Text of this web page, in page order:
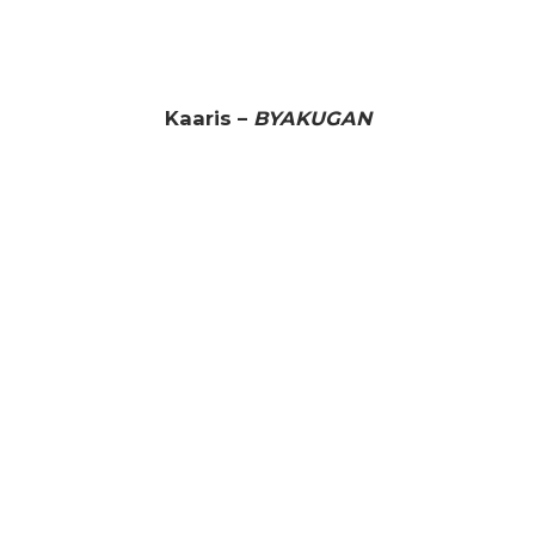
Kaaris – BYAKUGAN